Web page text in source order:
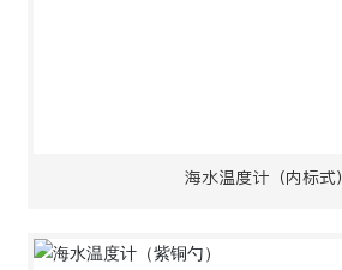
海水温度计（内标式）